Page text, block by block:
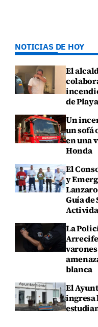
NOTICIAS DE HOY
El
de
Un
un sofá
en una
Honda
El
y
Guía de
La
blanca
El
ingresa